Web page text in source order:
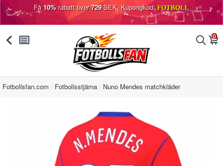
Få10%rabatt över729SEK, Kupongkod: FOTBOLL
󰅯 󰂩 󰂨 0
󰃦
Fotbollsfan.com Fotbollsstjärna Nuno Mendes matchkläder